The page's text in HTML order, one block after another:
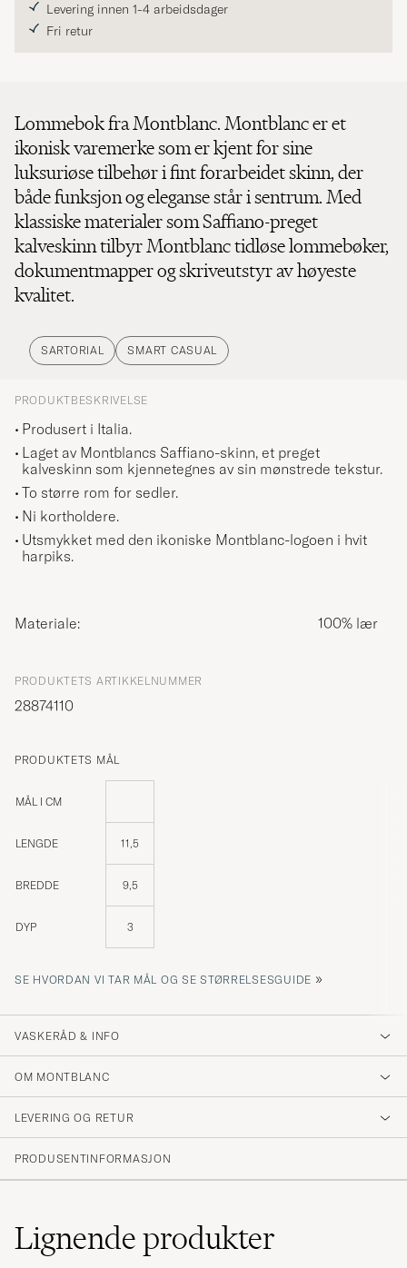
Levering innen 1-4 arbeidsdager
Fri retur
Lommebok fra Montblanc. Montblanc er et
ikonisk varemerke som er kjent for sine
luksuriøse tilbehør i fint forarbeidet skinn, der
både funksjon og eleganse står i sentrum. Med
klassiske materialer som Saffiano-preget
kalveskinn tilbyr Montblanc tidløse lommebøker,
dokumentmapper og skriveutstyr av høyeste
kvalitet.
SARTORIAL SMART CASUAL
PRODUKTBESKRIVELSE
Produsert i Italia.
Laget av Montblancs Saffiano-skinn, et preget
kalveskinn som kjennetegnes av sin mønstrede tekstur.
To større rom for sedler.
Ni kortholdere.
Utsmykket med den ikoniske Montblanc-logoen i hvit
harpiks.
Materiale: 100% lær
PRODUKTETS ARTIKKELNUMMER
28874110
PRODUKTETS MÅL
MÅL I CM
LENGDE 11,5
BREDDE 9,5
DYP 3
SE HVORDAN VI TAR MÅL OG SE STØRRELSESGUIDE »
VASKERÅD & INFO
OM MONTBLANC
LEVERING OG RETUR
PRODUSENTINFORMASJON
Lignendeprodukter